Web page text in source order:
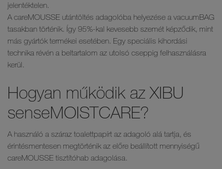
jelentéktelen.
A careMOUSSE utántöltés adagolóba helyezése a vacuumBAG
tasakban történik. Így 95%-kal kevesebb szemét képződik, mint
más gyártók termékei esetében. Egy speciális kihordási
technika révén a beltartalom az utolsó cseppig felhasználásra
kerül.
Hogyan működik az XIBU
senseMOISTCARE?
A használó a száraz toalettpapírt az adagoló alá tartja, és
érintésmentesen megtörténik az előre beállított mennyiségű
careMOUSSE tisztítóhab adagolása.